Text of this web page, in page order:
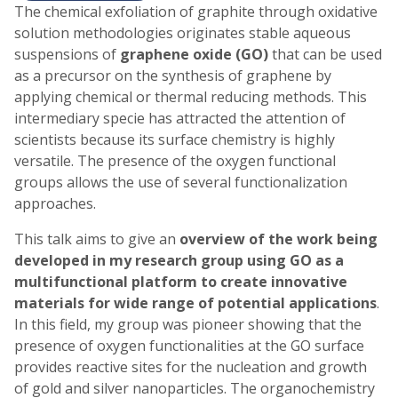
The chemical exfoliation of graphite through oxidative
solution methodologies originates stable aqueous
suspensions of graphene oxide (GO)that can be used
as a precursor on the synthesis of graphene by
applying chemical or thermal reducing methods. This
intermediary specie has attracted the attention of
scientists because its surface chemistry is highly
versatile. The presence of the oxygen functional
groups allows the use of several functionalization
approaches.
This talk aims to give an overview of the work being
developed in my research group using GO as a
multifunctional platform to create innovative
materials for wide range of potential applications.
In this field, my group was pioneer showing that the
presence of oxygen functionalities at the GO surface
provides reactive sites for the nucleation and growth
of gold and silver nanoparticles. The organochemistry